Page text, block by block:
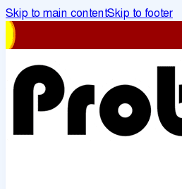
Skip to main contentSkip to footer